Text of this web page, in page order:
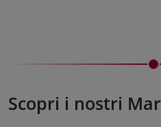
Scopri i nostri